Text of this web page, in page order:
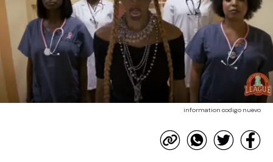
information codigo nuevo